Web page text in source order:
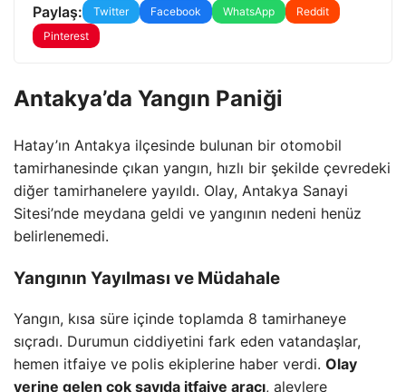
Paylaş: Twitter Facebook WhatsApp
Reddit
Pinterest
Antakya’da Yangın Paniği
Hatay’ın Antakya ilçesinde bulunan bir otomobil
tamirhanesinde çıkan yangın, hızlı bir şekilde çevredeki
diğer tamirhanelere yayıldı. Olay, Antakya Sanayi
Sitesi’nde meydana geldi ve yangının nedeni henüz
belirlenemedi.
Yangının Yayılması ve Müdahale
Yangın, kısa süre içinde toplamda 8 tamirhaneye
sıçradı. Durumun ciddiyetini fark eden vatandaşlar,
hemen itfaiye ve polis ekiplerine haber verdi. Olay
yerine gelen çok sayıda itfaiye aracı, alevlere